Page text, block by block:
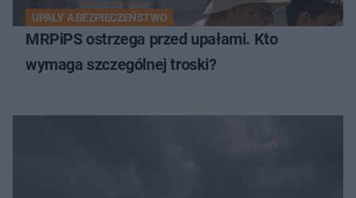
UPAŁY A BEZPIECZEŃSTWO
MRPiPS ostrzega przed upałami. Kto
wymaga szczególnej troski?